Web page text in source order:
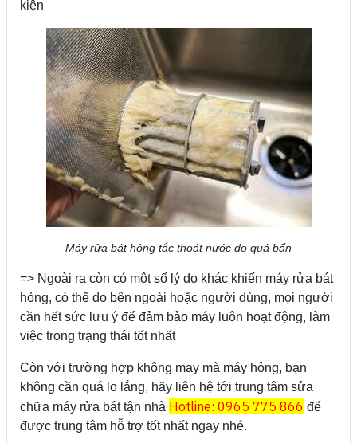
kiện
Máy rửa bát hỏng tắc thoát nước do quá bẩn
=> Ngoài ra còn có một số lý do khác khiến máy rửa bát
hỏng, có thể do bên ngoài hoặc người dùng, mọi người
cần hết sức lưu ý để đảm bảo máy luôn hoạt động, làm
việc trong trạng thái tốt nhất
Còn với trường hợp không may mà máy hỏng, bạn
không cần quá lo lắng, hãy liên hệ tới trung tâm sửa
chữa máy rửa bát tận nhà Hotline: 0965 775 866 để
được trung tâm hỗ trợ tốt nhất ngay nhé.